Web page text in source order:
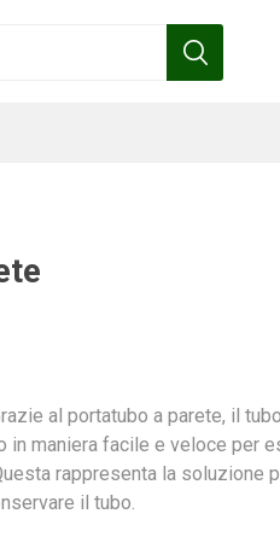
pennelli
Hozelock
al portatubo a parete, il
in maniera facile e veloce per
rappresenta la soluzione
il tubo.